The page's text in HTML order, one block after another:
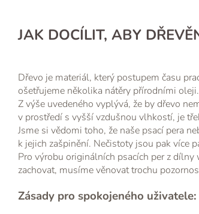
JAK DOCÍLIT, ABY
Dřevo je materiál, který postupem času
ošetřujeme několika nátěry přírodními oleji.
Z výše uvedeného vyplývá, že by dřevo
v prostředí s vyšší vzdušnou vlhkostí, je
Jsme si vědomi toho, že naše psací pera
k jejich zašpinění. Nečistoty jsou pak více
Pro výrobu originálních psacích per z dílny
zachovat, musíme věnovat trochu
Zásady pro spokojeného uživatele: